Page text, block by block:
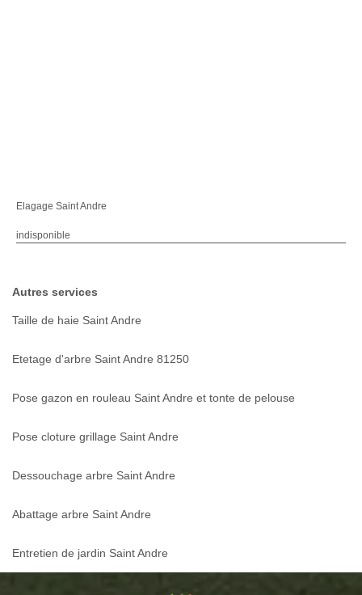
Elagage Saint Andre
indisponible
Autres services
Taille de haie Saint Andre
Etetage d'arbre Saint Andre 81250
Pose gazon en rouleau Saint Andre et tonte de pelouse
Pose cloture grillage Saint Andre
Dessouchage arbre Saint Andre
Abattage arbre Saint Andre
Entretien de jardin Saint Andre